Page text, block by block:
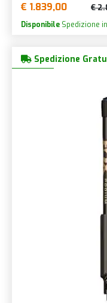
€ 1.839,00 €
Disponibile Spedizione
Spedizione